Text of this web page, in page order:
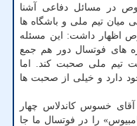
در مسائل دفاعی آشنا
میان تیم ملی و باشگاه ها
اظهار داشت: این مسئله
های فوتسال دور هم جمع
تیم ملی صحبت کند. اما
دارد و خیلی از صحبت ها
آقای خسوس کاندلاس چهار
را در فوتسال ما جا